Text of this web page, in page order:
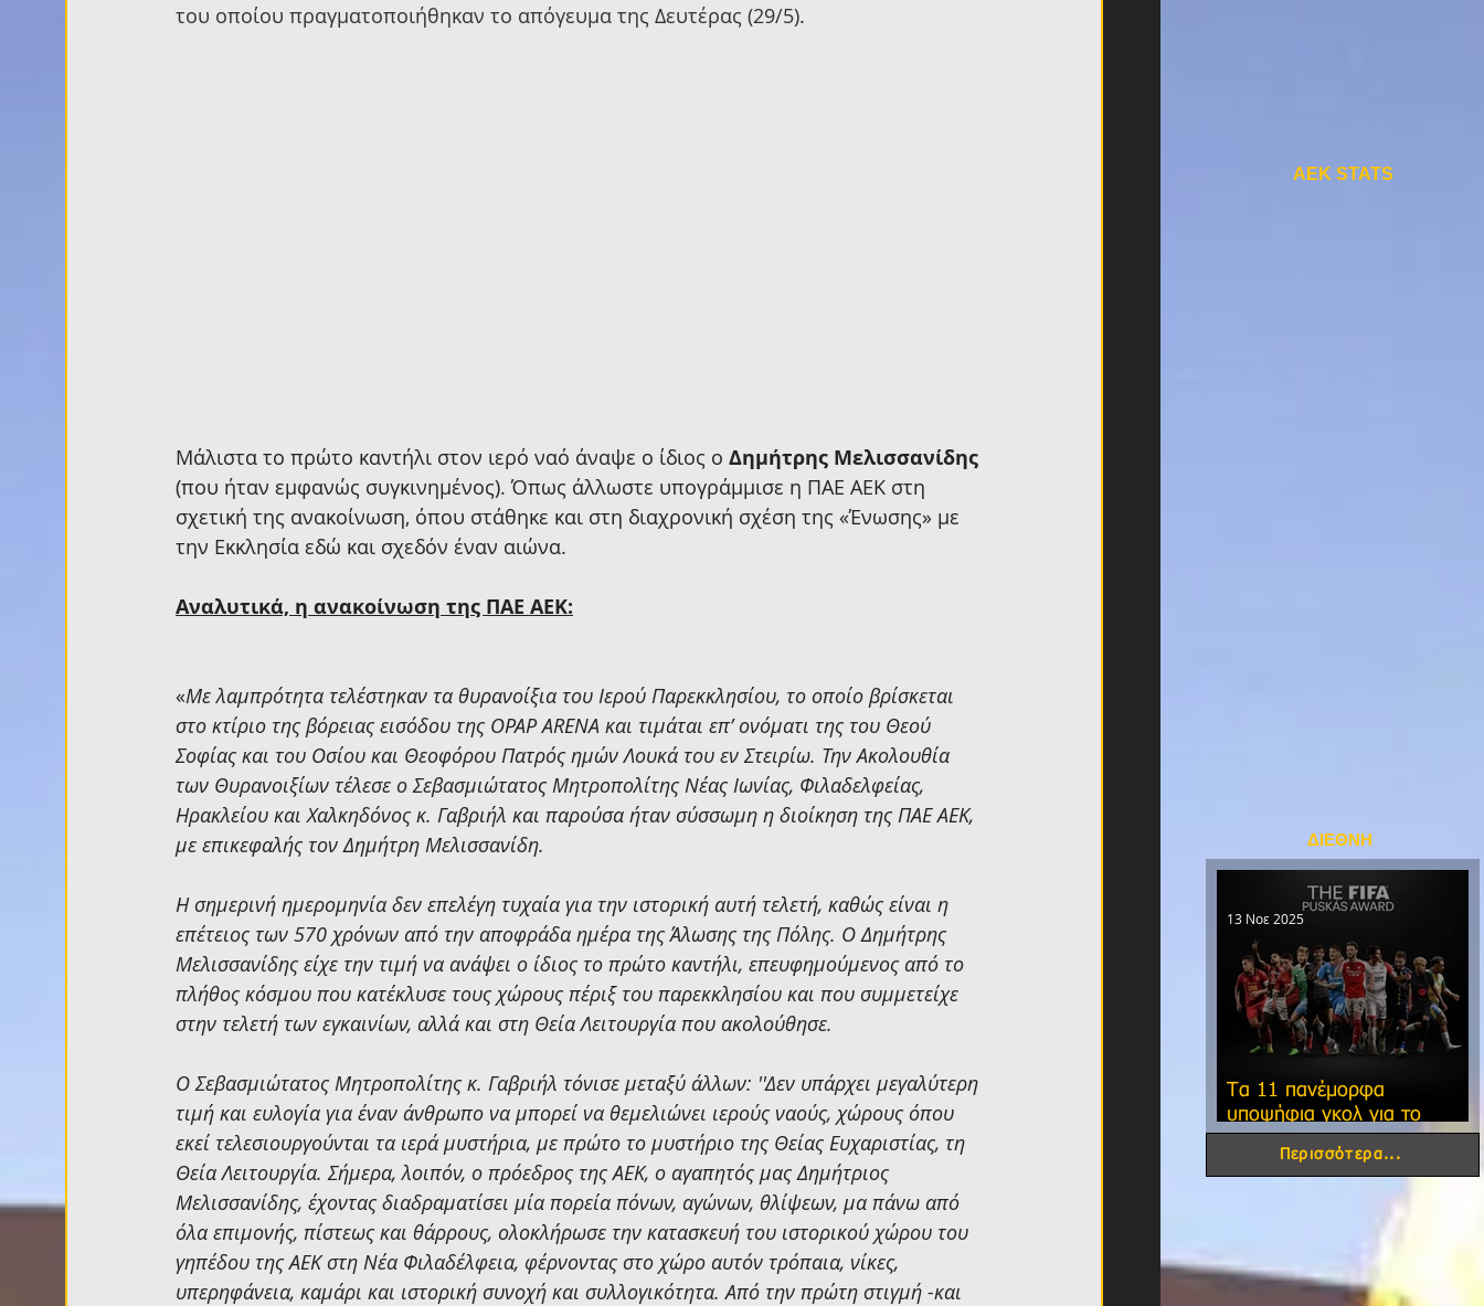
του οποίου πραγματοποιήθηκαν το απόγευμα της Δευτέρας (29/5).
Μάλιστα το πρώτο καντήλι στον ιερό ναό άναψε ο ίδιος ο Δημήτρης Μελισσανίδης
(που ήταν εμφανώς συγκινημένος). Όπως άλλωστε υπογράμμισε η ΠΑΕ ΑΕΚ στη
σχετική της ανακοίνωση, όπου στάθηκε και στη διαχρονική σχέση της «Ένωσης» με
την Εκκλησία εδώ και σχεδόν έναν αιώνα.
Αναλυτικά, η ανακοίνωση της ΠΑΕ ΑΕΚ:
«Με λαμπρότητα τελέστηκαν τα θυρανοίξια του Ιερού Παρεκκλησίου, το οποίο βρίσκεται
στο κτίριο της βόρειας εισόδου της OPAP ARENA και τιμάται επ’ ονόματι της του Θεού
Σοφίας και του Οσίου και Θεοφόρου Πατρός ημών Λουκά του εν Στειρίω. Την Ακολουθία
των Θυρανοιξίων τέλεσε ο Σεβασμιώτατος Μητροπολίτης Νέας Ιωνίας, Φιλαδελφείας,
Ηρακλείου και Χαλκηδόνος κ. Γαβριήλ και παρούσα ήταν σύσσωμη η διοίκηση της ΠΑΕ ΑΕΚ,
με επικεφαλής τον Δημήτρη Μελισσανίδη.
Η σημερινή ημερομηνία δεν επελέγη τυχαία για την ιστορική αυτή τελετή, καθώς είναι η
επέτειος των 570 χρόνων από την αποφράδα ημέρα της Άλωσης της Πόλης. Ο Δημήτρης
Μελισσανίδης είχε την τιμή να ανάψει ο ίδιος το πρώτο καντήλι, επευφημούμενος από το
πλήθος κόσμου που κατέκλυσε τους χώρους πέριξ του παρεκκλησίου και που συμμετείχε
στην τελετή των εγκαινίων, αλλά και στη Θεία Λειτουργία που ακολούθησε.
Ο Σεβασμιώτατος Μητροπολίτης κ. Γαβριήλ τόνισε μεταξύ άλλων: ''Δεν υπάρχει μεγαλύτερη
τιμή και ευλογία για έναν άνθρωπο να μπορεί να θεμελιώνει ιερούς ναούς, χώρους όπου
εκεί τελεσιουργούνται τα ιερά μυστήρια, με πρώτο το μυστήριο της Θείας Ευχαριστίας, τη
Θεία Λειτουργία. Σήμερα, λοιπόν, ο πρόεδρος της ΑΕΚ, ο αγαπητός μας Δημήτριος
Μελισσανίδης, έχοντας διαδραματίσει μία πορεία πόνων, αγώνων, θλίψεων, μα πάνω από
όλα επιμονής, πίστεως και θάρρους, ολοκλήρωσε την κατασκευή του ιστορικού χώρου του
γηπέδου της ΑΕΚ στη Νέα Φιλαδέλφεια, φέρνοντας στο χώρο αυτόν τρόπαια, νίκες,
υπερηφάνεια, καμάρι και ιστορική συνοχή και συλλογικότητα. Από την πρώτη στιγμή -και
ΔΙΕΘΝΗ
Τα 11 πανέμορφα
υποψήφια γκολ για το
φετινό FIFA Puskas Award!
13 Νοε 2025
Περισσότερα...
AEK STATS